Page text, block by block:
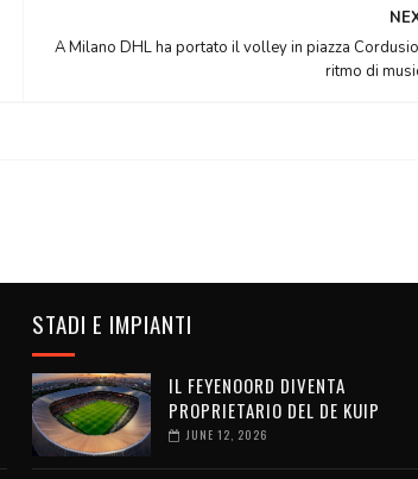
A Milano DHL ha portato il volley in piazza
ritmo di
STADI E IMPIANTI
IL FEYENOORD DIVENTA
PROPRIETARIO DEL DE KUIP
JUNE 12, 2026